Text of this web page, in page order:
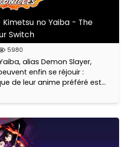
no Yaiba - The
Switch
5980
alias Demon Slayer,
enfin se réjouir :
de leur anime préféré est
hybride de Nintendo! En